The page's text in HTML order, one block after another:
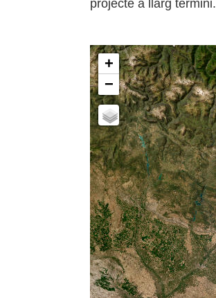
projecte a llarg termini.
+
−